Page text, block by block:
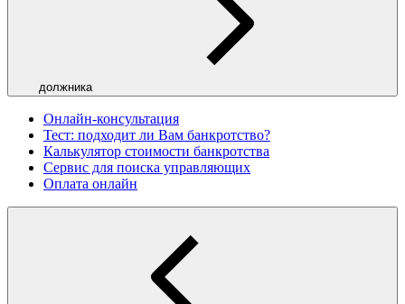
должника
Онлайн-консультация
Тест: подходит ли Вам банкротство?
Калькулятор стоимости банкротства
Сервис для поиска управляющих
Оплата онлайн